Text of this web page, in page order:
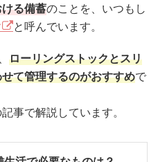
る備蓄のことを、いつもし
と呼んでいます。
ローリングストックとスリ
て管理するのがおすすめで
事で解説しています。